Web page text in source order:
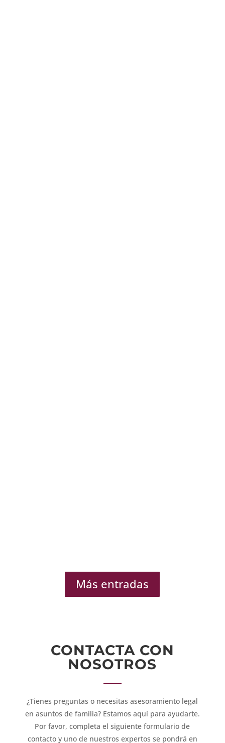
Más entradas
CONTACTA CON
NOSOTROS
¿Tienes preguntas o necesitas asesoramiento legal
en asuntos de familia? Estamos aquí para ayudarte.
Por favor, completa el siguiente formulario de
contacto y uno de nuestros expertos se pondrá en